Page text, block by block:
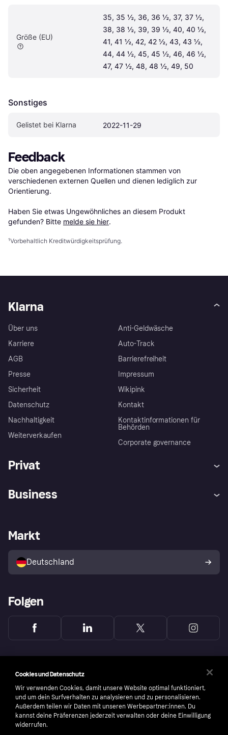
Größe (EU)
35, 35 ½, 36, 36 ½, 37, 37 ½,
38, 38 ½, 39, 39 ½, 40, 40 ½,
41, 41 ½, 42, 42 ½, 43, 43 ½,
44, 44 ½, 45, 45 ½, 46, 46 ½,
47, 47 ½, 48, 48 ½, 49, 50
Sonstiges
Gelistet bei Klarna 2022-11-29
Feedback
Die oben angegebenen Informationen stammen von
verschiedenen externen Quellen und dienen lediglich zur
Orientierung.
Haben Sie etwas Ungewöhnliches an diesem Produkt
gefunden? Bitte melde sie hier.
¹Vorbehaltlich Kreditwürdigkeitsprüfung.
Klarna
Über uns
Karriere
AGB
Presse
Sicherheit
Datenschutz
Nachhaltigkeit
Weiterverkaufen
Anti-Geldwäsche
Auto-Track
Barrierefreiheit
Impressum
Wikipink
Kontakt
Kontaktinformationen für
Behörden
Corporate governance
Privat
Klarna App
Shops entdecken
Käuferschutzrichtlinie
Dein Widerrufsrecht
Business
Händlerportal
Markt
Deutschland
Folgen
Cookies und Datenschutz
Wir verwenden Cookies, damit unsere Website optimal funktioniert,
und um dein Surfverhalten zu analysieren und zu personalisieren.
Außerdem teilen wir Daten mit unseren Werbepartner:innen. Du
kannst deine Präferenzen jederzeit verwalten oder deine Einwilligung
widerrufen.